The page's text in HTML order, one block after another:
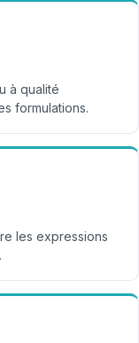
à qualité
formulations.
les expressions